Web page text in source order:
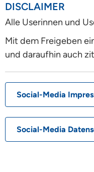
DISCLAIMER
Alle Userinnen und
Mit dem Freigeben
und daraufhin auch
Social-Media
Social-Media